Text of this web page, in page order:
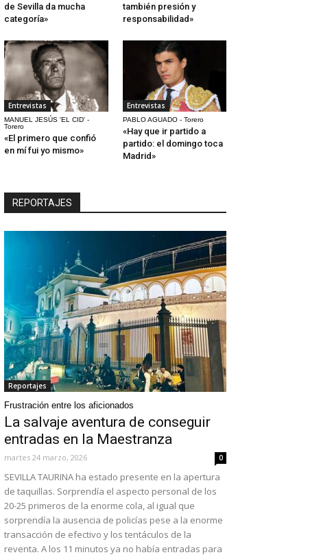
de Sevilla da mucha
categoría»
también presión y
responsabilidad»
Entrevistas
MANUEL JESÚS 'EL CID' -
Torero
«El primero que confió
en mí fui yo mismo»
Entrevistas
PABLO AGUADO - Torero
«Hay que ir partido a
partido: el domingo toca
Madrid»
REPORTAJES
Reportajes
Frustración entre los aficionados
La salvaje aventura de conseguir
entradas en la Maestranza
martes 24 marzo, 2026 0
SEVILLA TAURINA ha estado presente en la apertura
de taquillas. Sorprendía el aspecto personal de los
20-25 primeros de la enorme cola, al igual que
sorprendía la ausencia de policías pese a la enorme
transacción de efectivo y los tentáculos de la
reventa. A los 11 minutos ya no había entradas para